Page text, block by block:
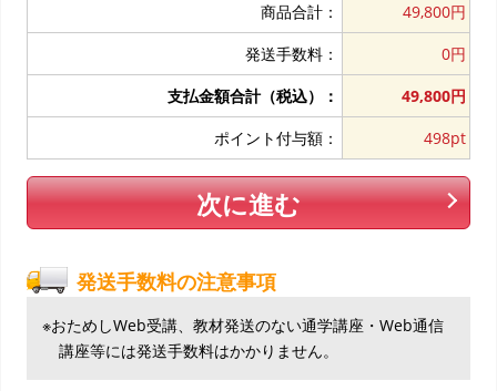
商品合計：
49,800円
発送手数料：
0円
支払金額合計（税込）：
49,800円
ポイント付与額：
498pt
次に進む
発送手数料の注意事項
※おためしWeb受講、教材発送のない通学講座・Web通信
講座等には発送手数料はかかりません。